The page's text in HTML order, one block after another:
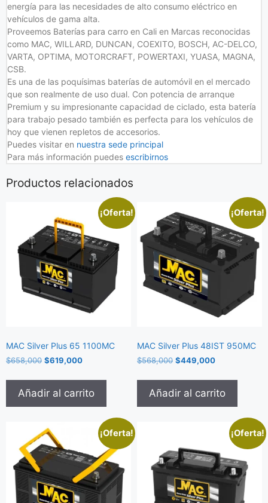
energía para las necesidades de alto consumo eléctrico en
vehículos de gama alta.
Proveemos Baterías para carro en Cali en Marcas reconocidas
como MAC, WILLARD, DUNCAN, COEXITO, BOSCH, AC-DELCO,
VARTA, OPTIMA, MOTORCRAFT, POWERTAXI, YUASA, MAGNA,
CSB.
Es una de las poquísimas baterías de automóvil en el mercado
que son realmente de uso dual. Con potencia de arranque
Premium y su impresionante capacidad de ciclado, esta batería
para trabajo pesado también es perfecta para los vehículos de
hoy que vienen repletos de accesorios.
Puedes visitar en nuestra sede principal
Para más información puedes escribirnos
Productos relacionados
¡Oferta!
MAC Silver Plus 65 1100MC
$658,000 $619,000
Añadir al carrito
¡Oferta!
MAC Silver Plus 48IST 950MC
$568,000 $449,000
Añadir al carrito
¡Oferta! ¡Oferta!